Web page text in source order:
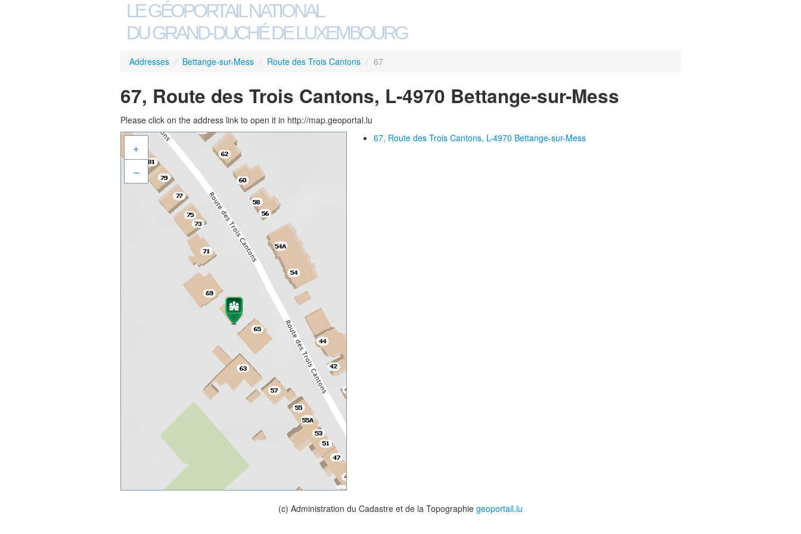
LE GÉOPORTAIL NATIONAL
DU GRAND-DUCHÉ DE LUXEMBOURG
Addresses / Bettange-sur-Mess / Route des Trois Cantons / 67
67, Route des Trois Cantons, L-4970 Bettange-sur-Mess
Please click on the address link to open it in http://map.geoportal.lu
+
–
67, Route des Trois Cantons, L-4970 Bettange-sur-Mess
(c) Administration du Cadastre et de la Topographie geoportail.lu